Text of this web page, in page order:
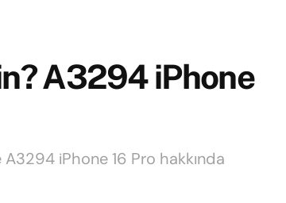
A3294 iPhone
iPhone 16 Pro hakkında